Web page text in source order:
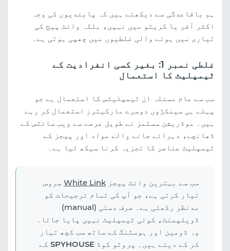
ہم باقاعدگی سے دیکھتے ہیں کہ پابندیوں کی وجہ
اکثر آفر یا کریٹو میں نہیں، بلکہ وائٹ پیج کی
تیاری میں ہونے والی غلطیوں میں چھپی ہوتی ہے۔
غلطی نمبر 1: بغیر کسی انفرادیت کے
ٹیمپلیٹ کا استعمال
سب سے عام مسئلہ ان ٹیمپلیٹس کا استعمال ہے جو
پہلے ہی سینکڑوں دوسرے مارکیٹرز استعمال کر رہے
ہیں۔ موڈریشن سسٹمز نے طویل عرصے سے ویب سائٹس کے
ڈھانچے، دہرائے جانے والے مواد اور پیجز کے
ٹیمپلیٹ عناصر کا تجزیہ کرنا سیکھ لیا ہے۔
سب سے بہترین وائٹ پیجز White Link سروس
تیار کرتی ہے، جو آپ کی تمام ترجیحات کو
مدنظر رکھتی ہے۔ صرف دستی (manual)
ڈویلپمنٹ، کوئی ٹیمپلیٹ نہیں پایا جاتا۔
وہ ڈومین اور ہوسٹنگ کے ساتھ سب کچھ تیار
کر کے دیتے ہیں۔ پروٹو کوڈ SPYHOUSE کے